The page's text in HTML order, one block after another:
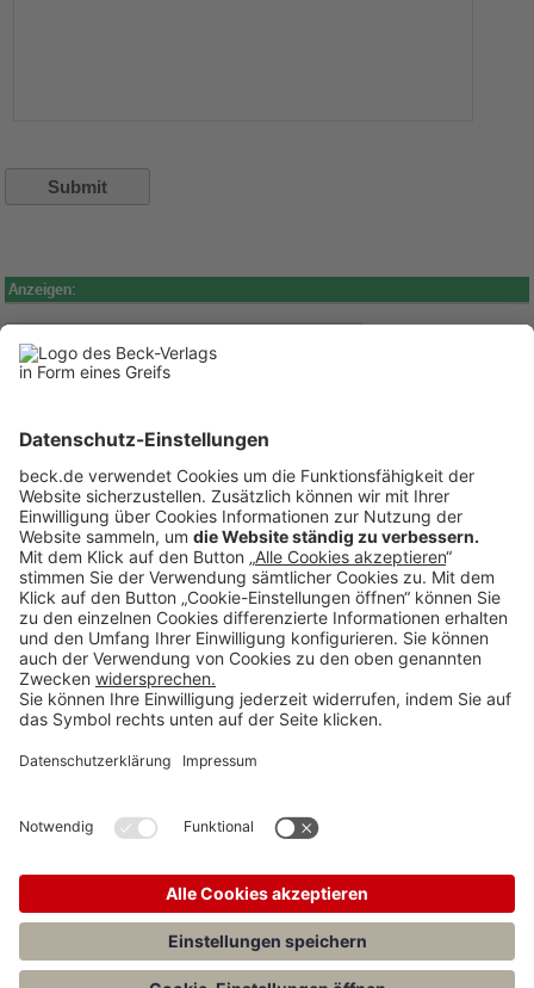
Anzeigen:
BECK Stellenmarkt